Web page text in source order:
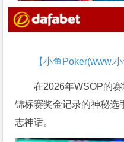
【小鱼Poker(www.
在2026年WSOP的
锦标赛奖金记录的神秘选
志神话。